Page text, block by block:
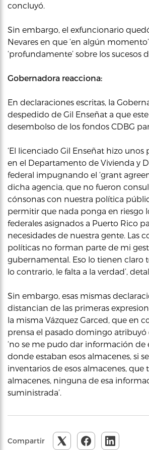
concluyó.
Sin embargo, el exfuncionario
Nevares en que ‘en algún
‘profundamente’ sobre los sucesos
Gobernadora reacciona:
En declaraciones escritas, la
despedido de Gil Enseñat a que este
desembolso de los fondos CDBG
‘El licenciado Gil Enseñat hizo
en el Departamento de Vivienda y
federal impugnando el ‘grant
dicha agencia, que no fueron
cónsonas con nuestra política
permitir que nada ponga en riesgo
federales asignados a Puerto Rico
necesidades de nuestra gente. Las
políticas no forman parte de mi
gubernamental. Eso lo tienen claro
lo contrario, le falta a la verdad’,
Sin embargo, esas mismas
distancian de las primeras
la misma Vázquez Garced, que en
prensa el pasado domingo atribuyó
‘no se me pudo dar información de
donde estaban esos almacenes, si
inventarios de esos almacenes, que
almacenes, ninguna de esa
suministrada’.
Compartir